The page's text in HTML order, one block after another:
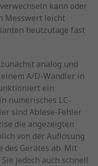
kann oder
Messwert leicht
heutzutage fast
analog und
A/D-Wandler in
ein
numerisches LC-
sind Ablese-Fehler
die angezeigten
von der Auflösung
des Gerätes ab. Mit
jedoch auch schnell